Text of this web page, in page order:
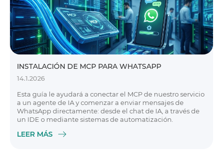
INSTALACIÓN DE MCP PARA WHATSAPP
14.1.2026
Esta guía le ayudará a conectar el MCP de nuestro servicio
a un agente de IA y comenzar a enviar mensajes de
WhatsApp directamente: desde el chat de IA, a través de
un IDE o mediante sistemas de automatización.
LEER MÁS